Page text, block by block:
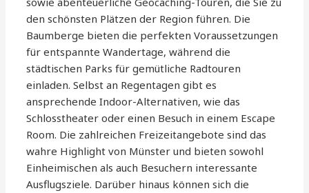
den schönsten Plätzen der Region führen. Die
Baumberge bieten die perfekten Voraussetzungen
für entspannte Wandertage, während die
städtischen Parks für gemütliche Radtouren
einladen. Selbst an Regentagen gibt es
ansprechende Indoor-Alternativen, wie das
Schlosstheater oder einen Besuch in einem Escape
Room. Die zahlreichen Freizeitangebote sind das
wahre Highlight von Münster und bieten sowohl
Einheimischen als auch Besuchern interessante
Ausflugsziele. Darüber hinaus können sich die